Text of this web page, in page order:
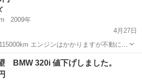
2009年
4月27日
エンジンはかかりますが不動に近
車両
BMW 320i 値下げしました。